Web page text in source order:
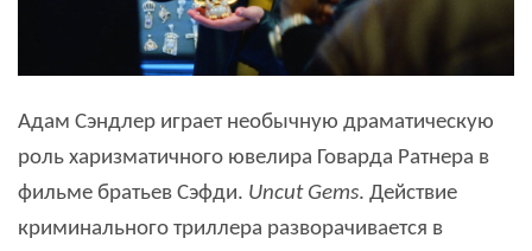
Адам Сэндлер играет необычную драматическую
роль харизматичного ювелира Говарда Ратнера в
фильме братьев Сэфди. Uncut Gems. Действие
криминального триллера разворачивается в